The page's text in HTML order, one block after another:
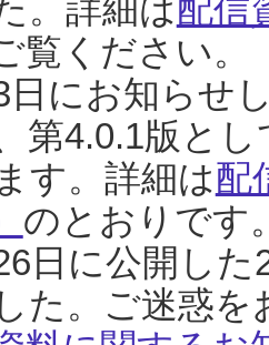
。詳細は配信
覧ください。
日にお知らせ
第4.0.1版と
す。詳細は配
のとおりです
日に公開し
た。ご迷惑